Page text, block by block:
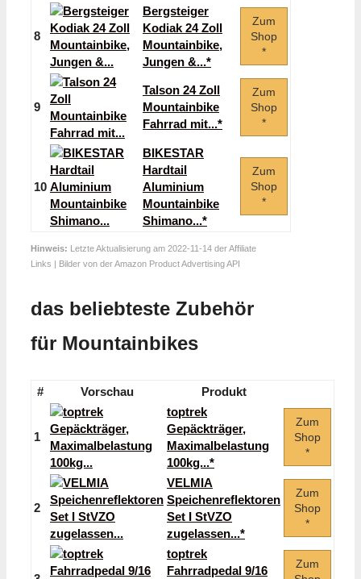
8
Bergsteiger
Kodiak 24 Zoll
Mountainbike,
Jungen &...*
Zum
Shop
*
9
Talson 24 Zoll
Mountainbike
Fahrrad mit...*
Zum
Shop
*
10
BIKESTAR
Hardtail
Aluminium
Mountainbike
Shimano...*
Zum
Shop
*
Hinweis: Letzte Aktualisierung am 2022-11-14 der Affiliate
Links | Bilder von der Amazon Product Advertising API
das beliebteste Zubehör
für Mountainbikes
# Vorschau Produkt
1
toptrek
Gepäckträger,
Maximalbelastung
100kg...*
Zum
Shop
*
2
VELMIA
Speichenreflektoren
Set I StVZO
zugelassen...*
Zum
Shop
*
toptrek
Fahrradpedal 9/16
Zum